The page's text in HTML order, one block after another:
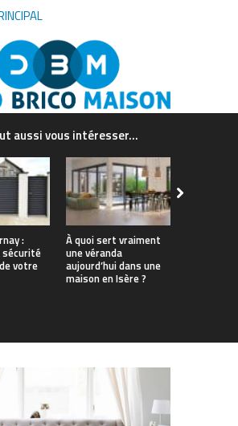
aussi vous intéresser...
:
votre
À quoi sert vraiment
une véranda
aujourd’hui dans une
maison en Isère ?